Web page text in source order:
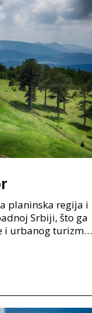
planinska regija i
Srbiji, što ga
i urbanog turizma.